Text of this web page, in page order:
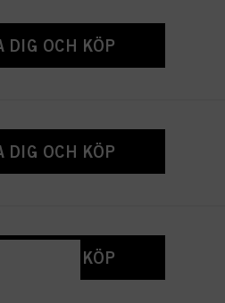
DIG OCH KÖP
DIG OCH KÖP
DIG OCH KÖP